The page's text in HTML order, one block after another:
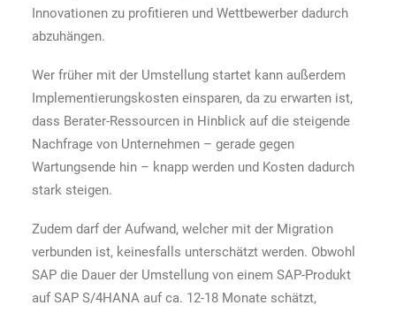
Innovationen zu profitieren und Wettbewerber dadurch
abzuhängen.
Wer früher mit der Umstellung startet kann außerdem
Implementierungskosten einsparen, da zu erwarten ist,
dass Berater-Ressourcen in Hinblick auf die steigende
Nachfrage von Unternehmen – gerade gegen
Wartungsende hin – knapp werden und Kosten dadurch
stark steigen.
Zudem darf der Aufwand, welcher mit der Migration
verbunden ist, keinesfalls unterschätzt werden. Obwohl
SAP die Dauer der Umstellung von einem SAP-Produkt
auf SAP S/4HANA auf ca. 12-18 Monate schätzt,